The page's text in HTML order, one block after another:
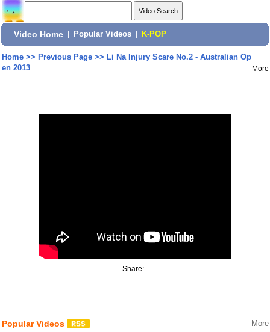
Video Home Popular Videos K-POP
Home>> Previous Page>> Li Na Injury Scare No.2 - Australian Op
en 2013
More
Share:
Popular Videos More